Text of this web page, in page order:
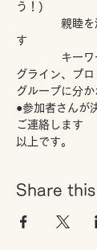
う！)
親睦を深め
す
キーワード
グライン、プ
グループに分
●参加者さんが
ご連絡します
以上です。
Share